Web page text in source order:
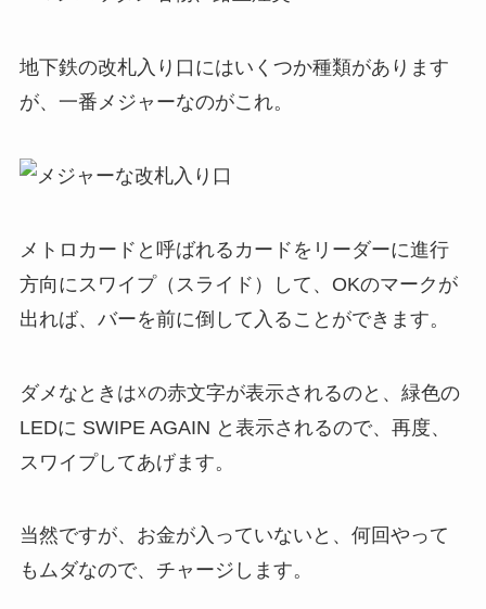
地下鉄の改札入り口にはいくつか種類があります
が、一番メジャーなのがこれ。
メトロカードと呼ばれるカードをリーダーに進行
方向にスワイプ（スライド）して、OKのマークが
出れば、バーを前に倒して入ることができます。
ダメなときは☓の赤文字が表示されるのと、緑色の
LEDに SWIPE AGAIN と表示されるので、再度、
スワイプしてあげます。
当然ですが、お金が入っていないと、何回やって
もムダなので、チャージします。